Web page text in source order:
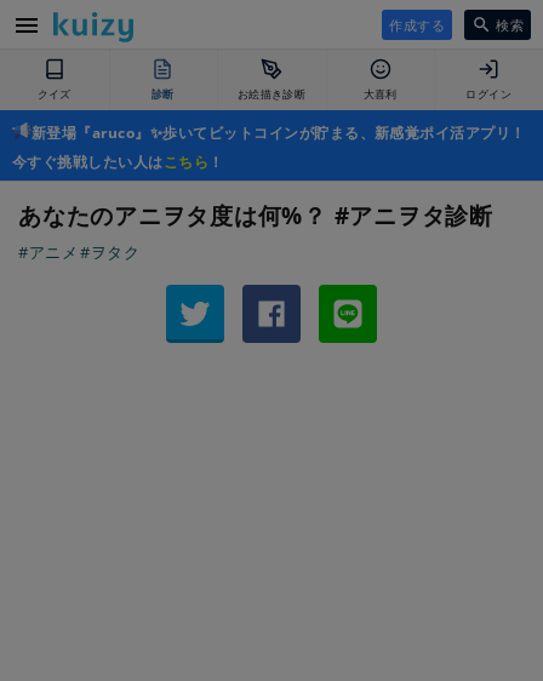
作成する 検索
クイズ 診断 お絵描き診断 大喜利 ログイン
新登場『aruco』✨歩いてビットコインが貯まる、新感覚ポイ活アプリ！
今すぐ挑戦したい人はこちら ！
あなたのアニヲタ度は何%？ #アニヲタ診断
#アニメ #ヲタク